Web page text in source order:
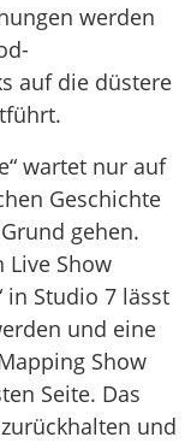
werden
auf die düstere
wartet nur auf
Geschichte
gehen.
Live Show
in Studio 7 lässt
und eine
Show
Seite. Das
und